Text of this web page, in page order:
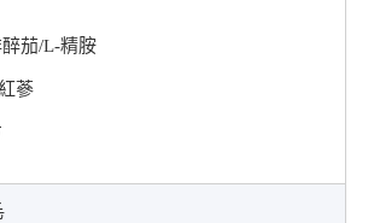
茄/L-精胺
蔘